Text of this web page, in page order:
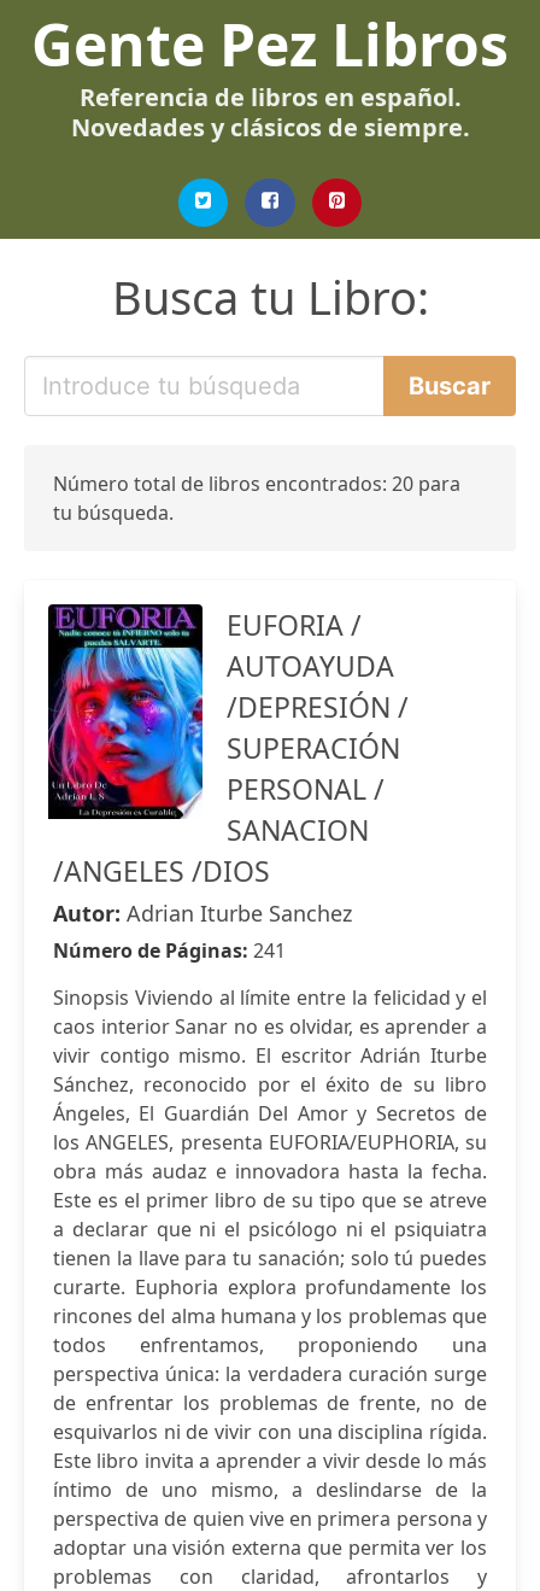
Gente Pez Libros
Referencia de libros en español.
Novedades y clásicos de siempre.
Busca tu Libro:
Número total de libros encontrados: 20 para
tu búsqueda.
EUFORIA /
AUTOAYUDA
/DEPRESIÓN /
SUPERACIÓN
PERSONAL /
SANACION
/ANGELES /DIOS
Autor: Adrian Iturbe Sanchez
Número de Páginas: 241
Sinopsis Viviendo al límite entre la felicidad y el
caos interior Sanar no es olvidar, es aprender a
vivir contigo mismo. El escritor Adrián Iturbe
Sánchez, reconocido por el éxito de su libro
Ángeles, El Guardián Del Amor y Secretos de
los ANGELES, presenta EUFORIA/EUPHORIA, su
obra más audaz e innovadora hasta la fecha.
Este es el primer libro de su tipo que se atreve
a declarar que ni el psicólogo ni el psiquiatra
tienen la llave para tu sanación; solo tú puedes
curarte. Euphoria explora profundamente los
rincones del alma humana y los problemas que
todos enfrentamos, proponiendo una
perspectiva única: la verdadera curación surge
de enfrentar los problemas de frente, no de
esquivarlos ni de vivir con una disciplina rígida.
Este libro invita a aprender a vivir desde lo más
íntimo de uno mismo, a deslindarse de la
perspectiva de quien vive en primera persona y
adoptar una visión externa que permita ver los
problemas con claridad, afrontarlos y